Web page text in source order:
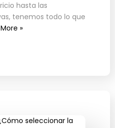
hasta las
tenemos todo lo que
»